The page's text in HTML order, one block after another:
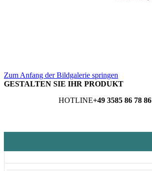
Zum Anfang der Bildgalerie springen
GESTALTEN SIE IHR PRODUKT
HOTLINE+49 3585 86 78 86